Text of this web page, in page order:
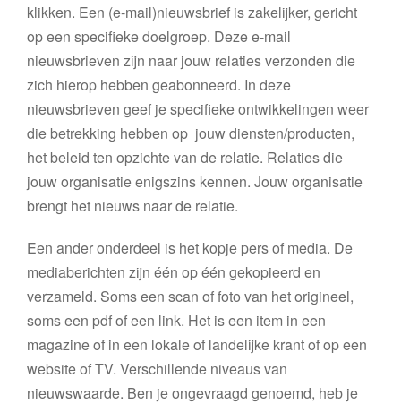
klikken. Een (e-mail)nieuwsbrief is zakelijker, gericht
op een specifieke doelgroep. Deze e-mail
nieuwsbrieven zijn naar jouw relaties verzonden die
zich hierop hebben geabonneerd. In deze
nieuwsbrieven geef je specifieke ontwikkelingen weer
die betrekking hebben op jouw diensten/producten,
het beleid ten opzichte van de relatie. Relaties die
jouw organisatie enigszins kennen. Jouw organisatie
brengt het nieuws naar de relatie.
Een ander onderdeel is het kopje pers of media. De
mediaberichten zijn één op één gekopieerd en
verzameld. Soms een scan of foto van het origineel,
soms een pdf of een link. Het is een item in een
magazine of in een lokale of landelijke krant of op een
website of TV. Verschillende niveaus van
nieuwswaarde. Ben je ongevraagd genoemd, heb je